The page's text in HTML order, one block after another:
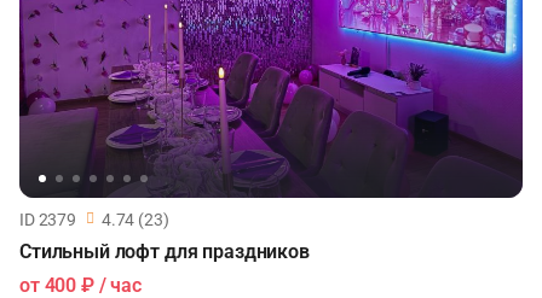
ID 2379 4.74 (23)
Стильный лофт для праздников
от 400 ₽/ час